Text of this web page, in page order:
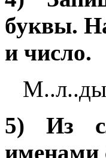
буквы.
и число.
5) Из
именами